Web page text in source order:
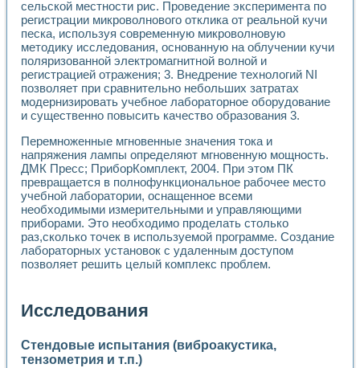
сельской местности рис. Проведение эксперимента по
регистрации микроволнового отклика от реальной кучи
песка, используя современную микроволновую
методику исследования, основанную на облучении кучи
поляризованной электромагнитной волной и
регистрацией отражения; 3. Внедрение технологий NI
позволяет при сравнительно небольших затратах
модернизировать учебное лабораторное оборудование
и существенно повысить качество образования 3.
Перемноженные мгновенные значения тока и
напряжения лампы определяют мгновенную мощность.
ДМК Пресс; ПриборКомплект, 2004. При этом ПК
превращается в полнофункциональное рабочее место
учебной лаборатории, оснащенное всеми
необходимыми измерительными и управляющими
приборами. Это необходимо проделать столько
раз,сколько точек в используемой программе. Создание
лабораторных установок с удаленным доступом
позволяет решить целый комплекс проблем.
Исследования
Стендовые испытания (виброакустика,
тензометрия и т.п.)